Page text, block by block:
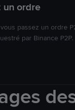
un ordre
passez un ordre
par Binance P2P.